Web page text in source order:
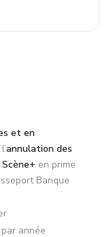
et en
annulation des
en prime
Banque
par année